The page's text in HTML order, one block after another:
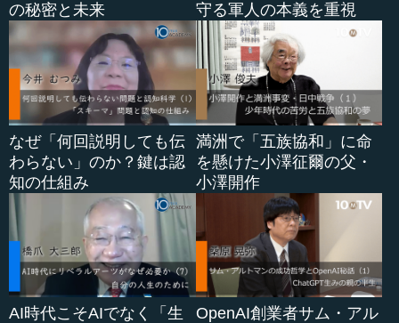
の秘密と未来
守る軍人の本義を重視
なぜ「何回説明しても伝
わらない」のか？鍵は認
知の仕組み
満洲で「五族協和」に命
を懸けた小澤征爾の父・
小澤開作
AI時代こそAIでなく「生
OpenAI創業者サム・アル